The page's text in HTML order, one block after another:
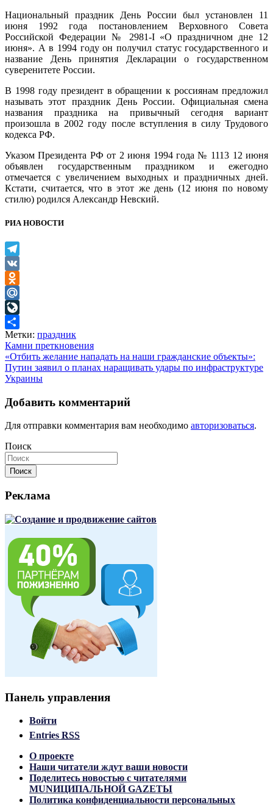
Национальный праздник День России был установлен 11
июня 1992 года постановлением Верховного Совета
Российской Федерации № 2981-I «О праздничном дне 12
июня». А в 1994 году он получил статус государственного и
название День принятия Декларации о государственном
суверенитете России.
В 1998 году президент в обращении к россиянам предложил
называть этот праздник День России. Официальная смена
названия праздника на привычный сегодня вариант
произошла в 2002 году после вступления в силу Трудового
кодекса РФ.
Указом Президента РФ от 2 июня 1994 года № 1113 12 июня
объявлен государственным праздником и ежегодно
отмечается с увеличением выходных и праздничных дней.
Кстати, считается, что в этот же день (12 июня по новому
стилю) родился Александр Невский.
РИА НОВОСТИ
Telegram
VK
Odnoklassniki
Mail.Ru
LiveJournal
Отправить
Метки: праздник
Навигация
по
записям
Камни преткновения
«Отбить желание нападать на наши гражданские объекты»:
Путин заявил о планах наращивать удары по инфраструктуре
Украины
Добавить комментарий
Для отправки комментария вам необходимо авторизоваться.
Поиск
Поиск
Реклама
Панель управления
Войти
Entries RSS
О проекте
Наши читатели ждут ваши новости
Поделитесь новостью с читателями
MUNИЦИПАЛЬНОЙ GAZЕТЫ
Политика конфиденциальности персональных